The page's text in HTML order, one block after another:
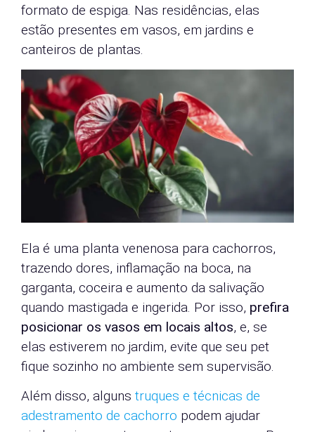
formato de espiga. Nas residências, elas
estão presentes em vasos, em jardins e
canteiros de plantas.
Ela é uma planta venenosa para cachorros,
trazendo dores, inflamação na boca, na
garganta, coceira e aumento da salivação
quando mastigada e ingerida. Por isso, prefira
posicionar os vasos em locais altos, e, se
elas estiverem no jardim, evite que seu pet
fique sozinho no ambiente sem supervisão.
Além disso, alguns truques e técnicas de
adestramento de cachorro podem ajudar